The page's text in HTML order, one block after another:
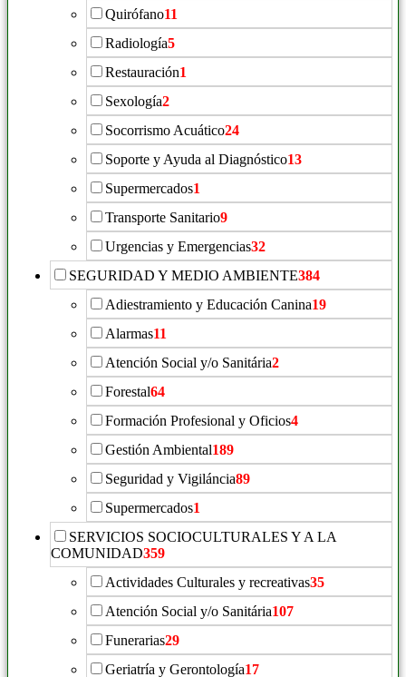
Quirófano11
Radiología5
Restauración1
Sexología2
Socorrismo Acuático24
Soporte y Ayuda al Diagnóstico13
Supermercados1
Transporte Sanitario9
Urgencias y Emergencias32
SEGURIDAD Y MEDIO AMBIENTE384
Adiestramiento y Educación Canina19
Alarmas11
Atención Social y/o Sanitária2
Forestal64
Formación Profesional y Oficios4
Gestión Ambiental189
Seguridad y Vigiláncia89
Supermercados1
SERVICIOS SOCIOCULTURALES Y A LA
COMUNIDAD359
Actividades Culturales y recreativas35
Atención Social y/o Sanitária107
Funerarias29
Geriatría y Gerontología17